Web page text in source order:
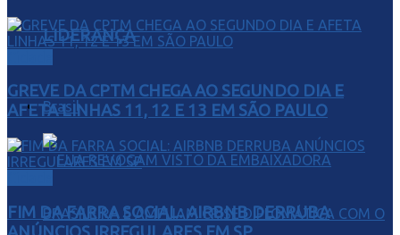
LIDERANÇA
Brasil
GREVE DA CPTM CHEGA AO SEGUNDO DIA E
AFETA LINHAS 11, 12 E 13 EM SÃO PAULO
FIM DA FARRA SOCIAL: AIRBNB DERRUBA